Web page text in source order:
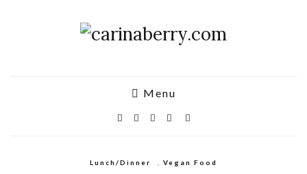
Menu
Lunch/Dinner Vegan Food